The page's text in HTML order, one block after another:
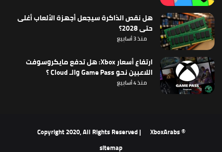
هل نقص الذاكرة سيجعل أجهزة الألعاب أغلى
حتى 2028؟
منذ 3 أسابيع
ارتفاع أسعار Xbox: هل تدفع مايكروسوفت
اللاعبين نحو Game Pass والـ Cloud ؟
منذ 4 أسابيع
© Copyright 2020, All Rights Reserved |
XboxArabs
sitemap